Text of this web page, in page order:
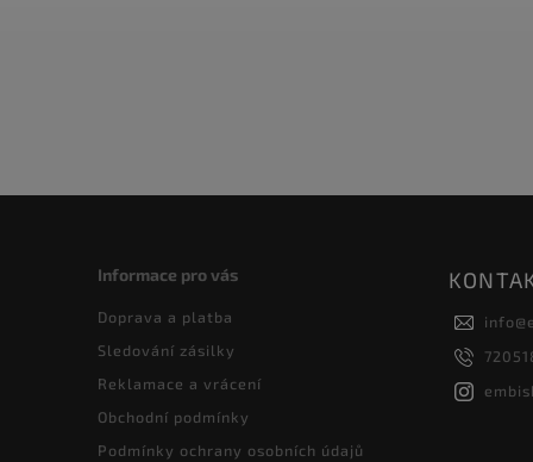
Informace pro vás
Doprava a platba
Sledování zásilky
Reklamace a vrácení
Obchodní podmínky
Podmínky ochrany osobních údajů
info@